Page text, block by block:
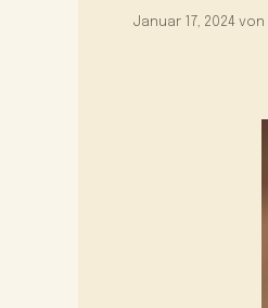
Januar 17, 2024 von